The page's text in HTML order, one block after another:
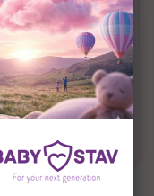
בחריצרן
מחיר
משלוח
משלוח חינם